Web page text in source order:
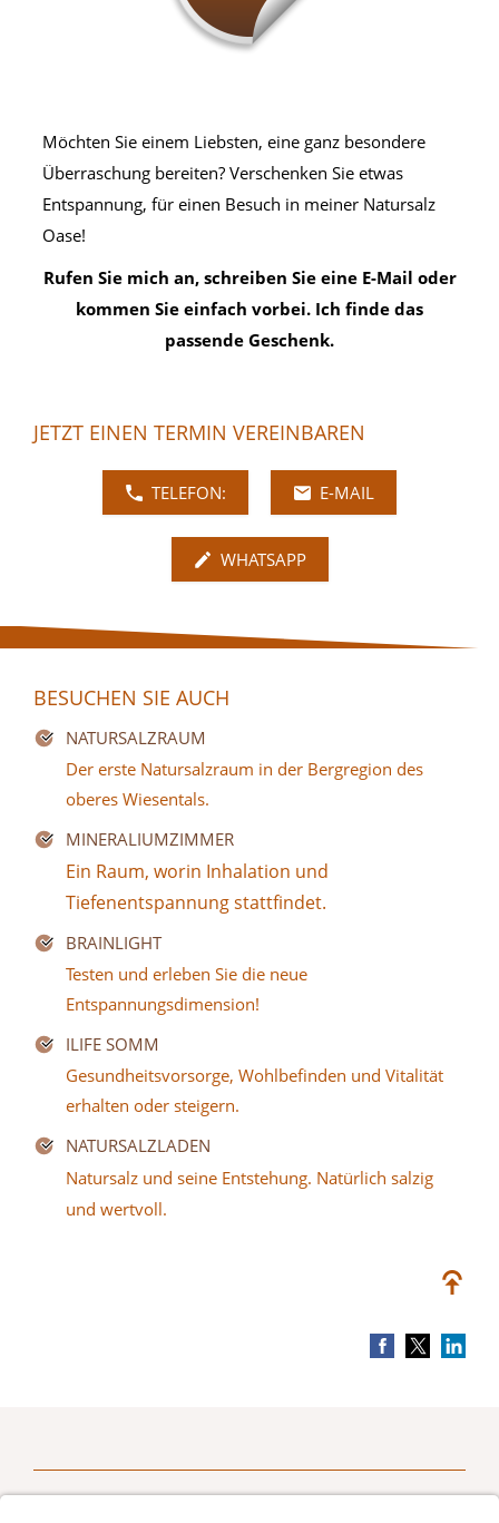
Möchten Sie einem Liebsten, eine ganz besondere
Überraschung bereiten? Verschenken Sie etwas
Entspannung, für einen Besuch in meiner Natursalz
Oase!
Rufen Sie mich an, schreiben Sie eine E-Mail oder
kommen Sie einfach vorbei. Ich finde das
passende Geschenk.
JETZT EINEN TERMIN VEREINBAREN
TELEFON: E-MAIL
WHATSAPP
BESUCHEN SIE AUCH
NATURSALZRAUM
Der erste Natursalzraum in der Bergregion des
oberes Wiesentals.
MINERALIUMZIMMER
Ein Raum, worin Inhalation und
Tiefenentspannung stattfindet.
BRAINLIGHT
Testen und erleben Sie die neue
Entspannungsdimension!
ILIFE SOMM
Gesundheitsvorsorge, Wohlbefinden und Vitalität
erhalten oder steigern.
NATURSALZLADEN
Natursalz und seine Entstehung. Natürlich salzig
und wertvoll.